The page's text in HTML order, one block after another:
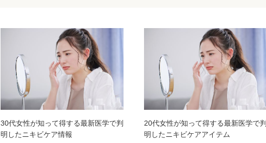
30代女性が知って得する最新医学で判
明したニキビケア情報
20代女性が知って得する最新医学で判
明したニキビケアアイテム